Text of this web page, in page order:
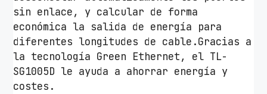
0
/
1
0
0
/
sin enlace, y calcular de forma
económica la salida de energía para
diferentes longitudes de cable.Gracias a
la tecnología Green Ethernet, el TL-
SG1005D le ayuda a ahorrar energía y
costes.